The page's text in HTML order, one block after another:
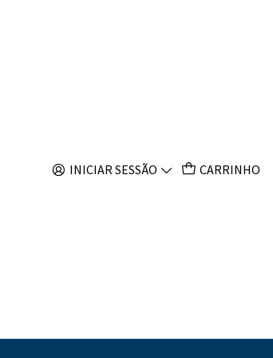
INICIAR SESSÃO CARRINHO